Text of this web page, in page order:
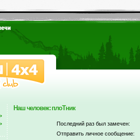
Наш человек: плоТник
Последний раз был замечен:
Отправить личное сообщение: